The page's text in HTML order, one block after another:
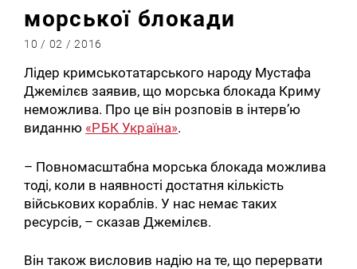
морської блокади
10 / 02 / 2016
Лідер кримськотатарського народу Мустафа
Джемілєв заявив, що морська блокада Криму
неможлива. Про це він розповів в інтерв’ю
виданню «РБК Україна».
– Повномасштабна морська блокада можлива
тоді, коли в наявності достатня кількість
військових кораблів. У нас немає таких
ресурсів, – сказав Джемілєв.
Він також висловив надію на те, що перервати